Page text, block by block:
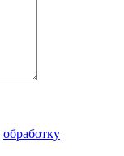
обработку